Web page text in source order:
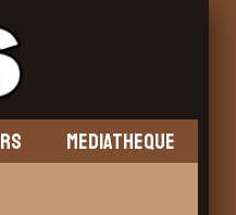
MEDIATHEQUE